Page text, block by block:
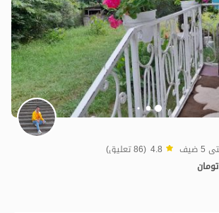
4.8 (86 تعليق)
تومان